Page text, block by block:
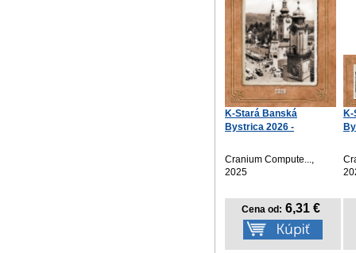
K-Stará Banská
Bystrica 2026 -
Cranium Compute...,
2025
Cena od: 6,31 €
K-